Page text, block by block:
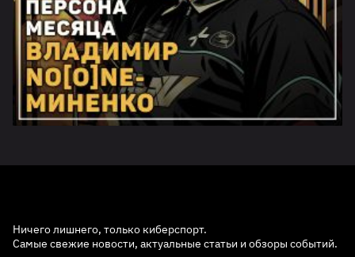
Ничего лишнего, только киберспорт.
Самые свежие новости, актуальные статьи и обзоры событий.